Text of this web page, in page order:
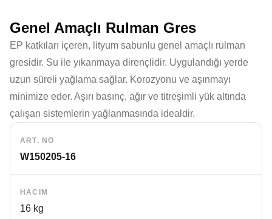
Genel Amaçlı Rulman Gres
EP katkıları içeren, lityum sabunlu genel amaçlı rulman
gresidir. Su ile yıkanmaya dirençlidir. Uygulandığı yerde
uzun süreli yağlama sağlar. Korozyonu ve aşınmayı
minimize eder. Aşırı basınç, ağır ve titreşimli yük altında
çalışan sistemlerin yağlanmasında idealdir.
ART. NO
W150205-16
HACIM
16 kg